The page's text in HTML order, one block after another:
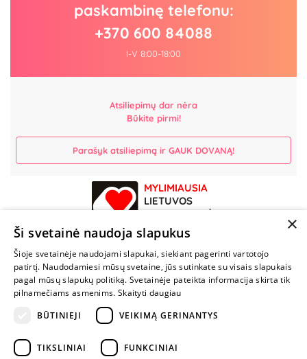
paskambinę telefonu:
+370 600 84088
I-V 8:00-18:00
Atsiliepimų dar nėra
Būkite pirmi!
Parašyk atsiliepimą ir GAUK DOVANĄ!
MYLIMIAUSIA
LIETUVOS
ELEKTRONINĖ
PARDUOTUVĖ
NENUSTOK
ŽAISTI
+370 600 84088
info@fantazijos.lt
×
Ši svetainė naudoja slapukus
Šioje svetainėje naudojami slapukai, siekiant pagerinti vartotojo
patirtį. Naudodamiesi mūsų svetaine, jūs sutinkate su visais slapukais
pagal mūsų slapukų politiką. Svetainėje pateikta informacija skirta tik
pilnamečiams asmenims. Skaityti daugiau
BŪTINIEJI
VEIKIMĄ GERINANTYS
TIKSLINIAI FUNKCINIAI